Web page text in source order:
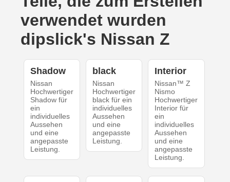
verwendet wurden
dipslick's Nissan Z
Shadow
Nissan
Hochwertiger
Shadow für
ein
individuelles
Aussehen
und eine
angepasste
Leistung.
black
Nissan
Hochwertiger
black für ein
individuelles
Aussehen
und eine
angepasste
Leistung.
Interior
Nissan™ Z
Nismo
Hochwertiger
Interior für
ein
individuelles
Aussehen
und eine
angepasste
Leistung.